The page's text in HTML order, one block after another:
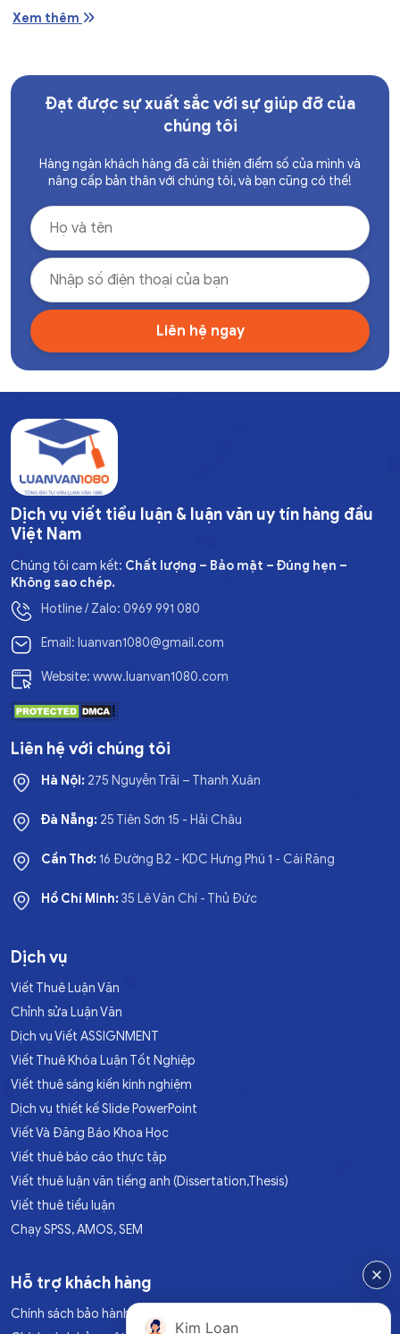
Xem thêm
Đạt được sự xuất sắc với sự giúp đỡ của
chúng tôi
Hàng ngàn khách hàng đã cải thiện điểm số của mình và
nâng cấp bản thân với chúng tôi, và bạn cũng có thể!
Dịch vụ viết tiểu luận & luận văn uy tín hàng đầu
Việt Nam
Chúng tôi cam kết: Chất lượng – Bảo mật – Đúng hẹn –
Không sao chép.
Hotline / Zalo: 0969 991 080
Email: luanvan1080@gmail.com
Website: www.luanvan1080.com
Liên hệ với chúng tôi
Hà Nội: 275 Nguyễn Trãi – Thanh Xuân
Đà Nẵng: 25 Tiên Sơn 15 - Hải Châu
Cần Thơ:16 Đường B2 - KDC Hưng Phú 1 - Cái Răng
Hồ Chí Minh:35 Lê Văn Chí - Thủ Đức
Dịch vụ
Viết Thuê Luận Văn
Chỉnh sửa Luận Văn
Dịch vụ Viết ASSIGNMENT
Viết Thuê Khóa Luận Tốt Nghiệp
Viết thuê sáng kiến kinh nghiệm
Dịch vụ thiết kế Slide PowerPoint
Viết Và Đăng Báo Khoa Học
Viết thuê báo cáo thực tập
Viết thuê luận văn tiếng anh (Dissertation,Thesis)
Viết thuê tiểu luận
Chạy SPSS, AMOS, SEM
Hỗ trợ khách hàng
Chính sách bảo hành
Kim Loan